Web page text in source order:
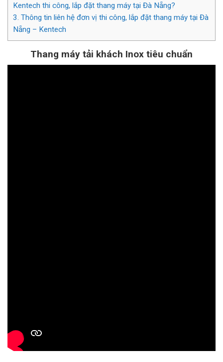
Kentech thi công, lắp đặt thang máy tại Đà Nẵng?
3. Thông tin liên hệ đơn vị thi công, lắp đặt thang máy tại Đà
Nẵng – Kentech
Thang máy tải khách Inox tiêu chuẩn